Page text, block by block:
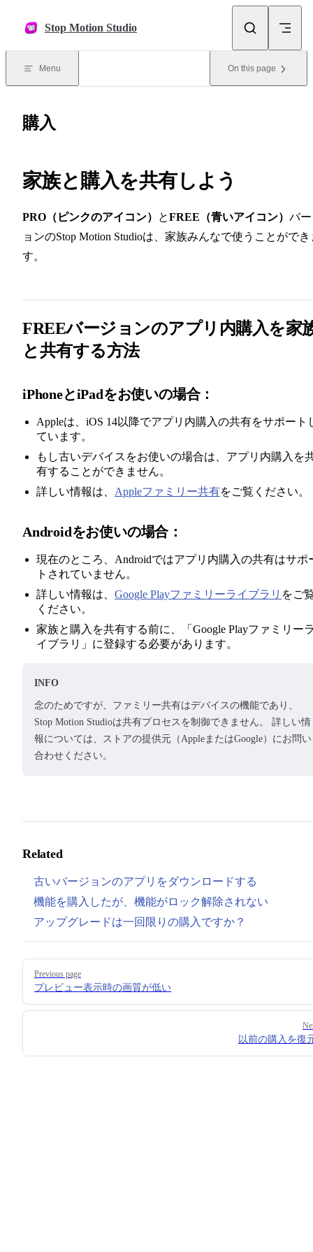
Stop Motion Studio
Menu On this page
購入
家族と購入を共有しよう
PRO（ピンクのアイコン） とFREE（青いアイコン） バ
ョンのStop Motion Studioは、家族みんなで使うことができ
す。
FREEバージョンのアプリ内購入を家
と共有する方法
iPhoneとiPadをお使いの場合：
Appleは、iOS 14以降でアプリ内購入の共有をサポート
ています。
もし古いデバイスをお使いの場合は、アプリ内購入を
有することができません。
詳しい情報は、 Appleファミリー共有をご覧ください。
Androidをお使いの場合：
現在のところ、Androidではアプリ内購入の共有はサポ
トされていません。
詳しい情報は、 Google Playファミリーライブラリ をご
ください。
家族と購入を共有する前に、「Google Playファミリー
イブラリ」に登録する必要があります。
INFO
念のためですが、ファミリー共有はデバイスの機能であり、
Stop Motion Studioは共有プロセスを制御できません。 詳しい情
報については、ストアの提供元（AppleまたはGoogle）にお問い
合わせください。
Related
古いバージョンのアプリをダウンロードする
機能を購入したが、機能がロック解除されない
アップグレードは一回限りの購入ですか？
Pager
Previous page
プレビュー表示時の画質が低い
以前の購入を復